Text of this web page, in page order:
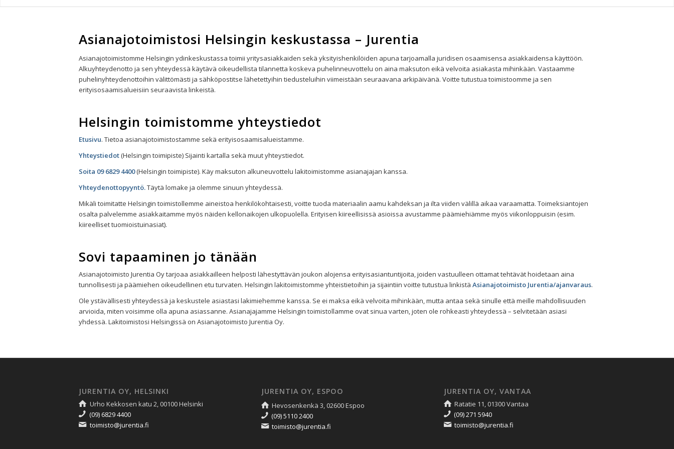
Asianajotoimistosi Helsingin keskustassa – Jurentia
Asianajotoimistomme Helsingin ydinkeskustassa toimii yritysasiakkaiden sekä yksityishenkilöiden apuna tarjoamalla juridisen osaamisensa asiakkaidensa käyttöön.
Alkuyhteydenotto ja sen yhteydessä käytävä oikeudellista tilannetta koskeva puhelinneuvottelu on aina maksuton eikä velvoita asiakasta mihinkään. Vastaamme
puhelinyhteydenottoihin välittömästi ja sähköpostitse lähetettyihin tiedusteluihin viimeistään seuraavana arkipäivänä. Voitte tutustua toimistoomme ja sen
erityisosaamisalueisiin seuraavista linkeistä.
Helsingin toimistomme yhteystiedot
Etusivu. Tietoa asianajotoimistostamme sekä erityisosaamisalueistamme.
Yhteystiedot(Helsingin toimipiste) Sijainti kartalla sekä muut yhteystiedot.
Soita 09 6829 4400(Helsingin toimipiste). Käy maksuton alkuneuvottelu lakitoimistomme asianajajan kanssa.
Yhteydenottopyyntö.Täytä lomake ja olemme sinuun yhteydessä.
Mikäli toimitatte Helsingin toimistollemme aineistoa henkilökohtaisesti, voitte tuoda materiaalin aamu kahdeksan ja ilta viiden välillä aikaa varaamatta. Toimeksiantojen
osalta palvelemme asiakkaitamme myös näiden kellonaikojen ulkopuolella. Erityisen kiireellisissä asioissa avustamme päämiehiämme myös viikonloppuisin (esim.
kiireelliset tuomioistuinasiat).
Sovi tapaaminen jo tänään
Asianajotoimisto Jurentia Oy tarjoaa asiakkailleen helposti lähestyttävän joukon alojensa erityisasiantuntijoita, joiden vastuulleen ottamat tehtävät hoidetaan aina
tunnollisesti ja päämiehen oikeudellinen etu turvaten. Helsingin lakitoimistomme yhteistietoihin ja sijaintiin voitte tutustua linkistä Asianajotoimisto Jurentia/ajanvaraus.
Ole ystävällisesti yhteydessä ja keskustele asiastasi lakimiehemme kanssa. Se ei maksa eikä velvoita mihinkään, mutta antaa sekä sinulle että meille mahdollisuuden
arvioida, miten voisimme olla apuna asiassanne. Asianajajamme Helsingin toimistollamme ovat sinua varten, joten ole rohkeasti yhteydessä – selvitetään asiasi
yhdessä. Lakitoimistosi Helsingissä on Asianajotoimisto Jurentia Oy.
JURENTIA OY, HELSINKI
Urho Kekkosen katu 2, 00100 Helsinki
(09) 6829 4400
toimisto@jurentia.fi
JURENTIA OY, ESPOO
Hevosenkenkä 3, 02600 Espoo
(09) 5110 2400
toimisto@jurentia.fi
JURENTIA OY, VANTAA
Ratatie 11, 01300 Vantaa
(09) 271 5940
toimisto@jurentia.fi